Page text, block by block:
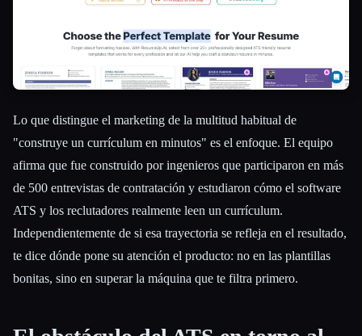
Lo que distingue el marketing de la multitud habitual de
"construye un currículum en minutos" es el enfoque. El equipo
afirma que fue construido por ingenieros que participaron en más
de 500 entrevistas de contratación y estudiaron cómo el software
ATS y los reclutadores realmente leen un currículum.
Independientemente de si esa trayectoria se refleja en el resultado,
te dice dónde pone su atención el producto: no en las plantillas
bonitas, sino en superar la máquina que te filtra primero.